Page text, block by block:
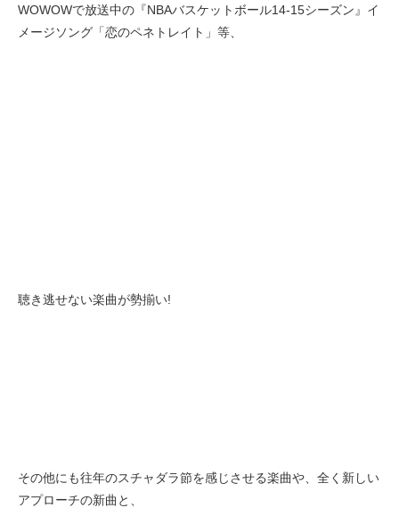
WOWOWで放送中の『NBAバスケットボール14-15シーズン』イ
メージソング「恋のペネトレイト」等、
聴き逃せない楽曲が勢揃い!
その他にも往年のスチャダラ節を感じさせる楽曲や、全く新しい
アプローチの新曲と、